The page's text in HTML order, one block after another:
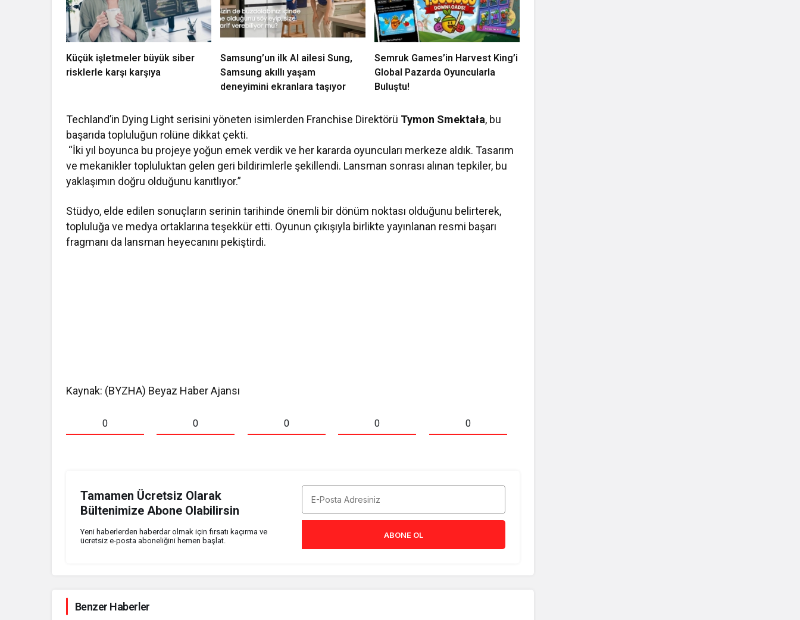
Küçük işletmeler büyük siber
risklerle karşı karşıya
Samsung’un ilk AI ailesi Sung,
Samsung akıllı yaşam
deneyimini ekranlara taşıyor
Semruk Games’in Harvest King’i
Global Pazarda Oyuncularla
Buluştu!
Techland’in Dying Light serisini yöneten isimlerden Franchise Direktörü Tymon Smektała, bu
başarıda topluluğun rolüne dikkat çekti.
“İki yıl boyunca bu projeye yoğun emek verdik ve her kararda oyuncuları merkeze aldık. Tasarım
ve mekanikler topluluktan gelen geri bildirimlerle şekillendi. Lansman sonrası alınan tepkiler, bu
yaklaşımın doğru olduğunu kanıtlıyor.”
Stüdyo, elde edilen sonuçların serinin tarihinde önemli bir dönüm noktası olduğunu belirterek,
topluluğa ve medya ortaklarına teşekkür etti. Oyunun çıkışıyla birlikte yayınlanan resmi başarı
fragmanı da lansman heyecanını pekiştirdi.
Kaynak: (BYZHA) Beyaz Haber Ajansı
0 0 0 0 0
Tamamen Ücretsiz Olarak
Bültenimize Abone Olabilirsin
Yeni haberlerden haberdar olmak için fırsatı kaçırma ve
ücretsiz e-posta aboneliğini hemen başlat.
ABONE OL
Benzer Haberler